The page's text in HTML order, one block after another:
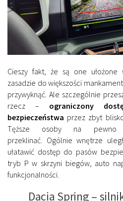
Cieszy fakt, że są one
zasadzie do większości
przywyknąć. Ale szczególnie
rzecz – ograniczony
bezpieczeństwa przez zbyt
Tęższe osoby na
przeklinać. Ogólnie wnętrze
ułatawić dostęp do pasów
tryb P w skrzyni biegów, auto
funkcjonalności.
Dacia Spring –